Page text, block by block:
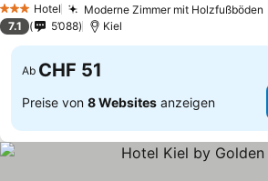
3 SterneHotel Moderne Zimmer mit Holzfußböden
7.1 5’088 Kiel
Ab CHF 51
Preise von 8 Websites anzeigen